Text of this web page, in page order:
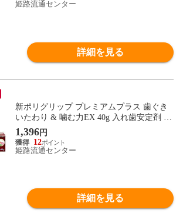
姫路流通センター
詳細を見る
新ポリグリップ プレミアムプラス 歯ぐき
いたわり & 噛む力EX 40g 入れ歯安定剤 ク
リームタイプ Haleonジャパン
1,396円
12
姫路流通センター
詳細を見る